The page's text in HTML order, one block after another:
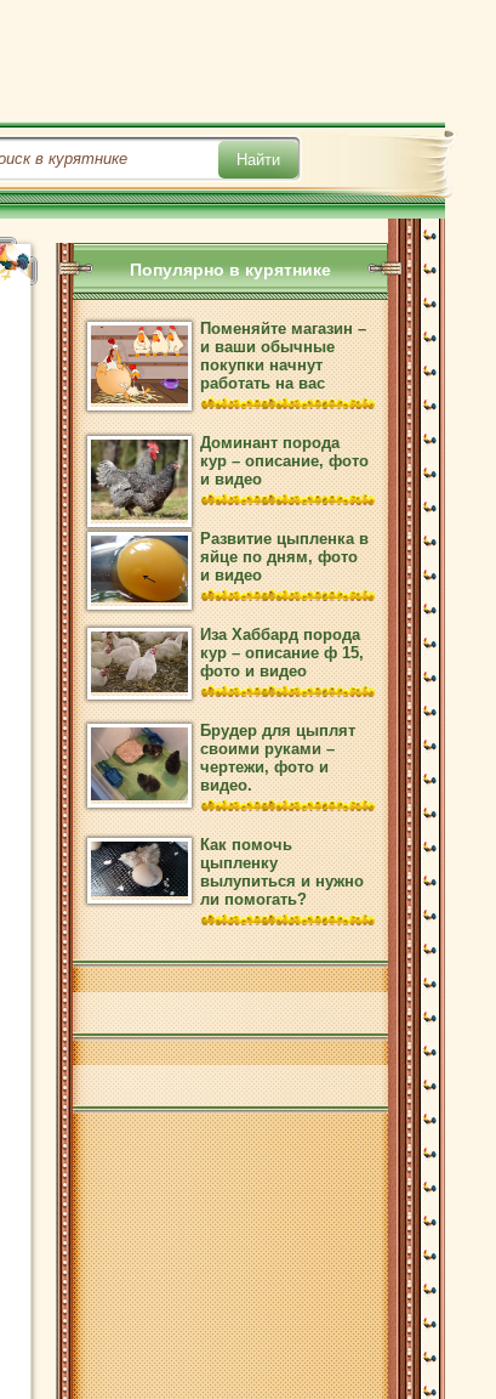
Популярно в курятнике
Поменяйте магазин –
и ваши обычные
покупки начнут
работать на вас
Доминант порода
кур – описание, фото
и видео
Развитие цыпленка в
яйце по дням, фото
и видео
Иза Хаббард порода
кур – описание ф 15,
фото и видео
Брудер для цыплят
своими руками –
чертежи, фото и
видео.
Как помочь
цыпленку
вылупиться и нужно
ли помогать?